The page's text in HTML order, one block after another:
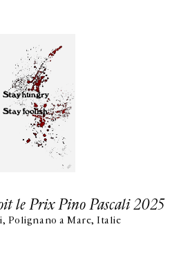
le Prix Pino Pascali 2025
Polignano a Mare, Italie